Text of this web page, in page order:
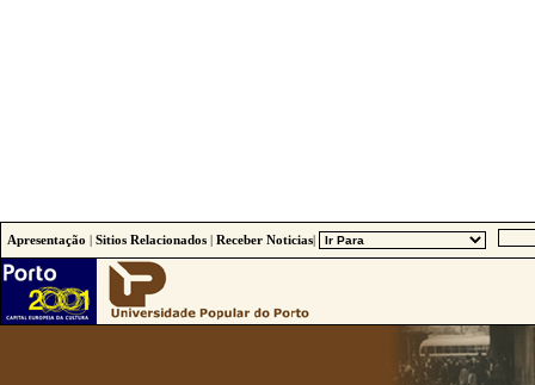
Apresentação | Sitios Relacionados | Receber Noticias|